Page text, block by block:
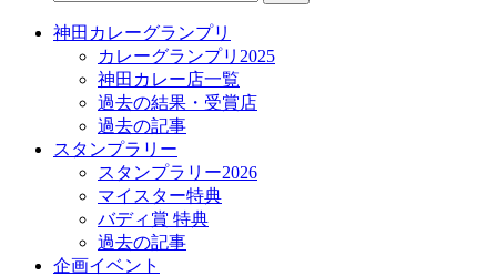
神田カレーグランプリ
カレーグランプリ2025
神田カレー店一覧
過去の結果・受賞店
過去の記事
スタンプラリー
スタンプラリー2026
マイスター特典
バディ賞 特典
過去の記事
企画イベント